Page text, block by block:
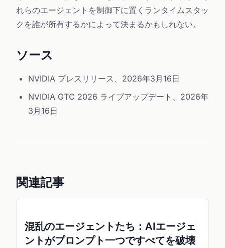
れらのエージェントを制御下に置くランタイムスタッ
クを誰が所有するかによって決まるかもしれない。
ソース
NVIDIA プレスリリース、2026年3月16日
NVIDIA GTC 2026 ライブアップデート、2026年
3月16日
関連記事
混乱のエージェントたち：AIエージェ
ントがプロンプト一つですべてを破壊